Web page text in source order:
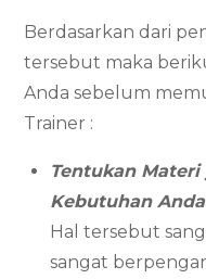
Berdasarkan dari
tersebut maka
Anda sebelum
Trainer :
Tentukan Materi
Kebutuhan
Hal tersebut
sangat